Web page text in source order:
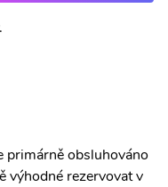
primárně obsluhováno
výhodné rezervovat v